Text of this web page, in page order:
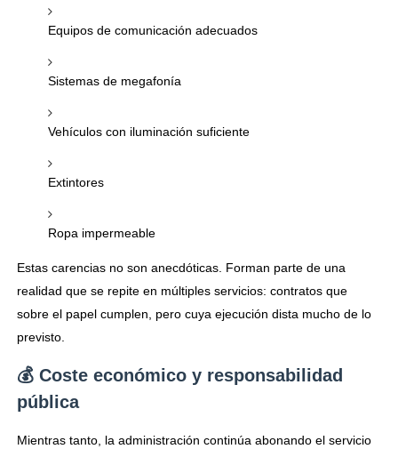
Equipos de comunicación adecuados
Sistemas de megafonía
Vehículos con iluminación suficiente
Extintores
Ropa impermeable
Estas carencias no son anecdóticas. Forman parte de una
realidad que se repite en múltiples servicios: contratos que
sobre el papel cumplen, pero cuya ejecución dista mucho de lo
previsto.
💰 Coste económico y responsabilidad
pública
Mientras tanto, la administración continúa abonando el servicio